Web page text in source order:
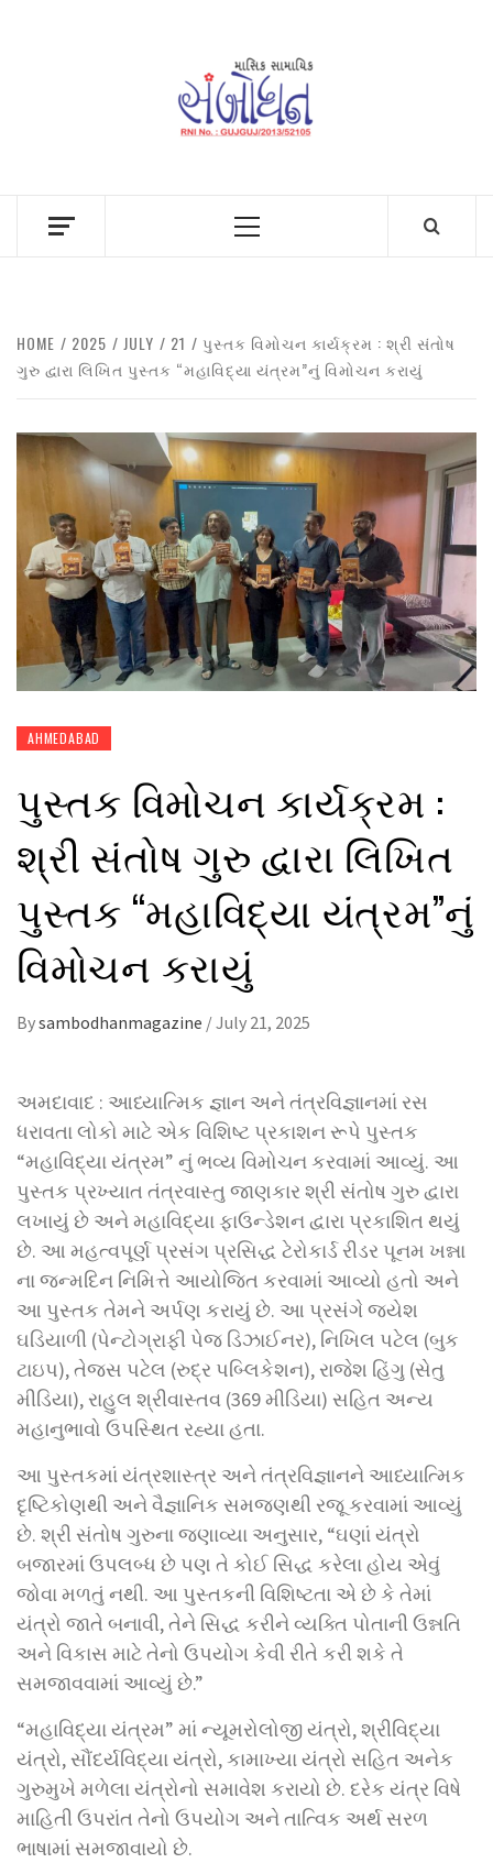
Primary
HOME 2025 JULY 21
પુસ્તક વિમોચન કાર્યક્રમ : શ્રી સંતોષ
ગુરુ દ્વારા લિખિત પુસ્તક “મહાવિદ્યા યંત્રમ”નું વિમોચન કરાયું
AHMEDABAD
પુસ્તક વિમોચન કાર્યક્રમ :
શ્રી સંતોષ ગુરુ દ્વારા લિખિત
પુસ્તક “મહાવિદ્યા યંત્રમ”નું
વિમોચન કરાયું
Bysambodhanmagazine /July 21, 2025
અમદાવાદ : આધ્યાત્મિક જ્ઞાન અને તંત્રવિજ્ઞાનમાં રસ
ધરાવતા લોકો માટે એક વિશિષ્ટ પ્રકાશન રૂપે પુસ્તક
“મહાવિદ્યા યંત્રમ” નું ભવ્ય વિમોચન કરવામાં આવ્યું. આ
પુસ્તક પ્રખ્યાત તંત્રવાસ્તુ જાણકાર શ્રી સંતોષ ગુરુ દ્વારા
લખાયું છે અને મહાવિદ્યા ફાઉન્ડેશન દ્વારા પ્રકાશિત થયું
છે. આ મહત્વપૂર્ણ પ્રસંગ પ્રસિદ્ધ ટેરોકાર્ડ રીડર પૂનમ ખન્ના
ના જન્મદિન નિમિત્તે આયોજિત કરવામાં આવ્યો હતો અને
આ પુસ્તક તેમને અર્પણ કરાયું છે. આ પ્રસંગે જયેશ
ઘડિયાળી (પેન્ટોગ્રાફી પેજ ડિઝાઈનર), નિખિલ પટેલ (બુક
ટાઇપ), તેજસ પટેલ (રુદ્ર પબ્લિકેશન), રાજેશ હિંગુ (સેતુ
મીડિયા), રાહુલ શ્રીવાસ્તવ (369 મીડિયા) સહિત અન્ય
મહાનુભાવો ઉપસ્થિત રહ્યા હતા.
આ પુસ્તકમાં યંત્રશાસ્ત્ર અને તંત્રવિજ્ઞાનને આધ્યાત્મિક
દૃષ્ટિકોણથી અને વૈજ્ઞાનિક સમજણથી રજૂ કરવામાં આવ્યું
છે. શ્રી સંતોષ ગુરુના જણાવ્યા અનુસાર, “ઘણાં યંત્રો
બજારમાં ઉપલબ્ધ છે પણ તે કોઈ સિદ્ધ કરેલા હોય એવું
જોવા મળતું નથી. આ પુસ્તકની વિશિષ્ટતા એ છે કે તેમાં
યંત્રો જાતે બનાવી, તેને સિદ્ધ કરીને વ્યક્તિ પોતાની ઉન્નતિ
અને વિકાસ માટે તેનો ઉપયોગ કેવી રીતે કરી શકે તે
સમજાવવામાં આવ્યું છે.”
“મહાવિદ્યા યંત્રમ” માં ન્યૂમરોલોજી યંત્રો, શ્રીવિદ્યા
યંત્રો, સૌંદર્યવિદ્યા યંત્રો, કામાખ્યા યંત્રો સહિત અનેક
ગુરુમુખે મળેલા યંત્રોનો સમાવેશ કરાયો છે. દરેક યંત્ર વિષે
માહિતી ઉપરાંત તેનો ઉપયોગ અને તાત્વિક અર્થ સરળ
ભાષામાં સમજાવાયો છે.